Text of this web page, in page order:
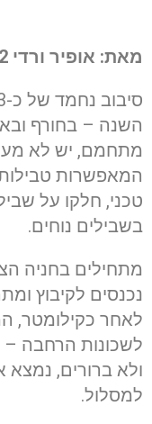
מאת: אופיר ורדי 20/05/2022
השנה – בחורף
מתחמם, יש לא
המאפשרות טבילות
טכני, חלקו על
בשבילים נוחים.
מתחילים בחניה
נכנסים לקיבוץ
לאחר כקילומטר,
לשכונות הרחבה
ולא ברורים,
למסלול.